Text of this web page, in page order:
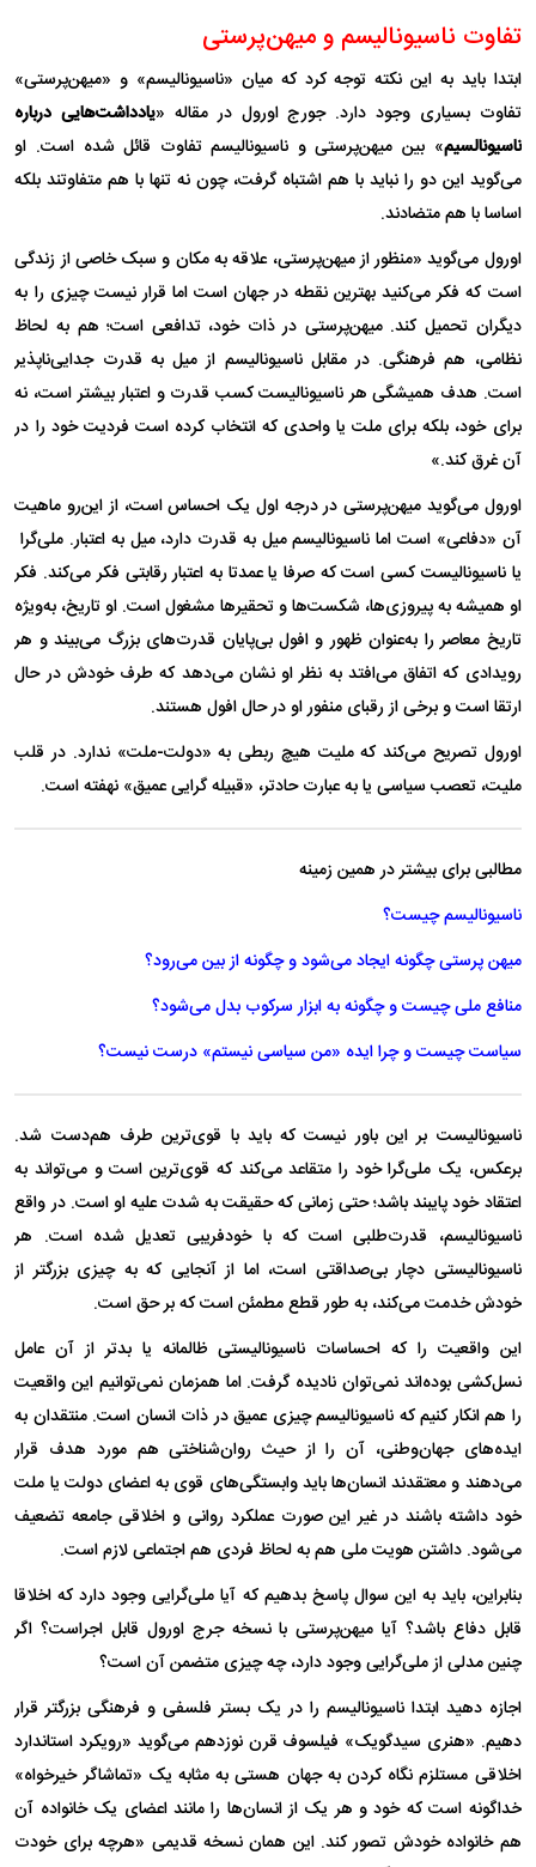
تفاوت ناسیونالیسم و میهن‌پرستی
ابتدا باید به این نکته توجه کرد که میان «ناسیونالیسم» و «میهن‌پرستی»
تفاوت بسیاری وجود دارد. جورج اورول در مقاله «یادداشت‌هایی درباره
ناسیونالسیم» بین میهن‌پرستی و ناسیونالیسم تفاوت قائل شده است. او
می‌گوید این دو را نباید با هم اشتباه گرفت، چون نه تنها با هم متفاوتند بلکه
اساسا با هم متضادند.
اورول می‌گوید «منظور از میهن‌پرستی، علاقه به مکان و سبک خاصی از زندگی
است که فکر می‌کنید بهترین نقطه در جهان است اما قرار نیست چیزی را به
دیگران تحمیل کند. میهن‌پرستی در ذات خود، تدافعی است؛ هم به لحاظ
نظامی، هم فرهنگی. در مقابل ناسیونالیسم از میل به قدرت جدایی‌ناپذیر
است. هدف همیشگی هر ناسیونالیست کسب قدرت و اعتبار بیشتر است، نه
برای خود، بلکه برای ملت یا واحدی که انتخاب کرده است فردیت خود را در
آن غرق کند.»
اورول می‌گوید میهن‌پرستی در درجه اول یک احساس است، از این‌رو ماهیت
آن «دفاعی» است اما ناسیونالیسم میل به قدرت دارد، میل به اعتبار. ملی‌گرا
یا ناسیونالیست کسی است که صرفا یا عمدتا به اعتبار رقابتی فکر می‌کند. فکر
او همیشه به پیروزی‌ها، شکست‌ها و تحقیر‌ها مشغول است. او تاریخ، به‌ویژه
تاریخ معاصر را به‌عنوان ظهور و افول بی‌پایان قدرت‌های بزرگ می‌بیند و هر
رویدادی که اتفاق می‌افتد به نظر او نشان می‌دهد که طرف خودش در حال
ارتقا است و برخی از رقبای منفور او در حال افول هستند.
اورول تصریح می‌کند که ملیت هیچ ربطی به «دولت-ملت» ندارد. در قلب
ملیت، تعصب سیاسی یا به عبارت حادتر، «قبیله گرایی عمیق» نهفته است.
مطالبی برای بیشتر در همین زمینه
ناسیونالیسم چیست؟
میهن پرستی چگونه ایجاد می‌شود و چگونه از بین می‌رود؟
منافع ملی چیست و چگونه به ابزار سرکوب بدل می‌شود؟
سیاست چیست و چرا ایده «من سیاسی نیستم» درست نیست؟
ناسیونالیست بر این باور نیست که باید با قوی‌ترین طرف هم‌دست شد.
برعکس، یک ملی‌گرا خود را متقاعد می‌کند که قوی‌ترین است و می‌تواند به
اعتقاد خود پایبند باشد؛ حتی زمانی که حقیقت به شدت علیه او است. در واقع
ناسیونالیسم، قدرت‌طلبی است که با خودفریبی تعدیل شده است. هر
ناسیونالیستی دچار بی‌صداقتی است، اما از آنجایی که به چیزی بزرگتر از
خودش خدمت می‌کند، به طور قطع مطمئن است که بر حق است.
این واقعیت را که احساسات ناسیونالیستی ظالمانه یا بدتر از آن عامل
نسل‌کشی بوده‌اند نمی‌توان نادیده گرفت. اما همزمان نمی‌توانیم این واقعیت
را هم انکار کنیم که ناسیونالیسم چیزی عمیق در ذات انسان است. منتقدان به
ایده‌های جهان‌وطنی، آن را از حیث روان‌شناختی هم مورد هدف قرار
می‌دهند و معتقدند انسان‌ها باید وابستگی‌های قوی به اعضای دولت یا ملت
خود داشته باشند در غیر این صورت عملکرد روانی و اخلاقی جامعه تضعیف
می‌شود. داشتن هویت ملی هم به لحاظ فردی هم اجتماعی لازم است.
بنابراین، باید به این سوال پاسخ بدهیم که آیا ملی‌گرایی وجود دارد که اخلاقا
قابل دفاع باشد؟ آیا میهن‌پرستی با نسخه جرج اورول قابل اجراست؟ اگر
چنین مدلی از ملی‌گرایی وجود دارد، چه چیزی متضمن آن است؟
اجازه دهید ابتدا ناسیونالیسم را در یک بستر فلسفی و فرهنگی بزرگتر قرار
دهیم. «هنری سیدگویک» فیلسوف قرن نوزدهم می‌گوید «رویکرد استاندارد
اخلاقی مستلزم نگاه کردن به جهان هستی به مثابه یک «تماشاگر خیرخواه»
خداگونه است که خود و هر یک از انسان‌ها را مانند اعضای یک خانواده آن
هم خانواده خودش تصور کند. این همان نسخه قدیمی «هرچه برای خودت